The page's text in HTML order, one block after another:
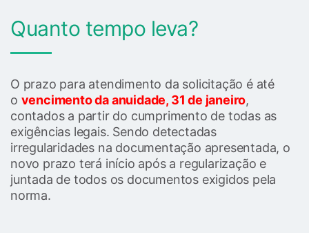
Quanto tempo leva?
O prazo para atendimento da solicitação é até
o vencimento da anuidade, 31 de janeiro,
contados a partir do cumprimento de todas as
exigências legais. Sendo detectadas
irregularidades na documentação apresentada, o
novo prazo terá início após a regularização e
juntada de todos os documentos exigidos pela
norma.